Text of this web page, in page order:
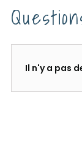
Il n'y a pas